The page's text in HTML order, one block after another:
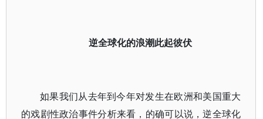
逆全球化的浪潮此起彼伏
如果我们从去年到今年对发生在欧洲和美国重大
的戏剧性政治事件分析来看，的确可以说，逆全球化